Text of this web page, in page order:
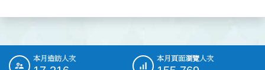
::: 本月造訪人次 本月頁面瀏覽人次